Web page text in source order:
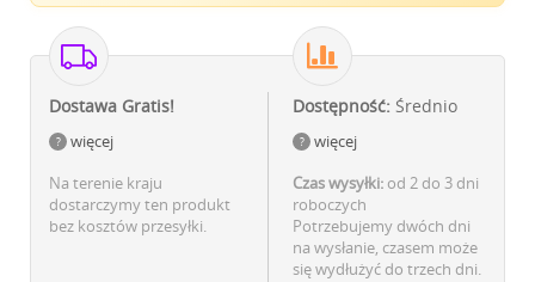
Dostawa Gratis!
więcej
Na terenie kraju
dostarczymy ten produkt
bez kosztów przesyłki.
Dostępność: Średnio
więcej
Czas wysyłki: od 2 do 3 dni
roboczych
Potrzebujemy dwóch dni
na wysłanie, czasem może
się wydłużyć do trzech dni.